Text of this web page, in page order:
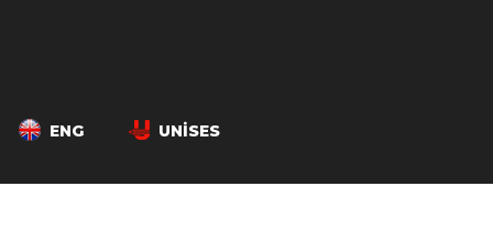
ENG UNISES